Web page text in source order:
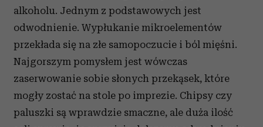
alkoholu. Jednym z podstawowych jest
odwodnienie. Wypłukanie mikroelementów
przekłada się na złe samopoczucie i ból mięśni.
Najgorszym pomysłem jest wówczas
zaserwowanie sobie słonych przekąsek, które
mogły zostać na stole po imprezie. Chipsy czy
paluszki są wprawdzie smaczne, ale duża ilość